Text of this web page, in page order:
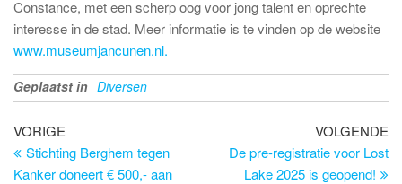
Constance, met een scherp oog voor jong talent en oprechte
interesse in de stad. Meer informatie is te vinden op de website
www.museumjancunen.nl.
Geplaatst in Diversen
Bericht
navigatie
Vorig
bericht
VORIGE
Stichting Berghem tegen
Kanker doneert € 500,- aan
VOLGENDE
De pre-registratie voor Lost
Lake 2025 is geopend!